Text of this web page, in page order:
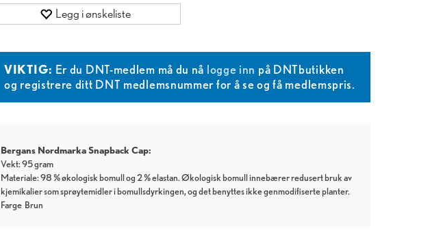
Legg i ønskeliste
VIKTIG: Er du DNT-medlem må du nå logge inn på DNTbutikken
og registrere ditt DNT medlemsnummer for å se og få medlemspris.
Bergans Nordmarka Snapback Cap:
Vekt: 95 gram
Materiale: 98 % økologisk bomull og 2 % elastan. Økologisk bomull innebærer redusert bruk av
kjemikalier som sprøytemidler i bomullsdyrkingen, og det benyttes ikke genmodifiserte planter.
Farge Brun